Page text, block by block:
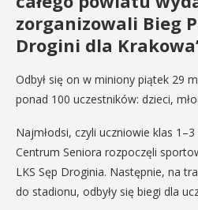
zorganizowali Bieg
Drogini dla
Odbył się on w miniony piątek 29
ponad 100 uczestników: dzieci,
Najmłodsi, czyli uczniowie klas
Centrum Seniora rozpoczęli
LKS Sęp Droginia. Następnie, na
do stadionu, odbyły się biegi dla